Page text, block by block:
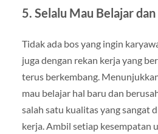
5. Selalu Mau Belajar
Tidak ada bos yang ingin
juga dengan rekan kerja yang
terus berkembang.
mau belajar hal baru dan
salah satu kualitas yang sangat
kerja. Ambil setiap kesempatan